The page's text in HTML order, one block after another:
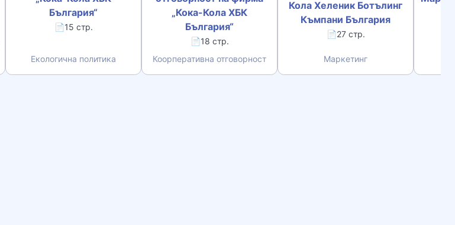
България“
📄15 стр.
Екологична политика
„Кока-Кола ХБК
България“
📄18 стр.
Коорперативна отговорност
Кола Хеленик Ботълинг
Къмпани България
📄27 стр.
Маркетинг